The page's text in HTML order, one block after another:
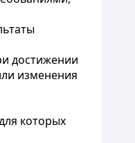
достижении
изменения
которых